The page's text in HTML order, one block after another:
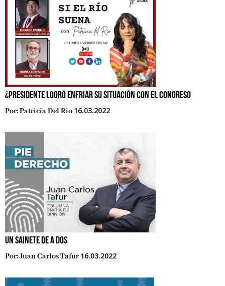
¿PRESIDENTE LOGRÓ ENFRIAR SU SITUACIÓN CON EL CONGRESO
Por:Patricia Del Rio 16.03.2022
UN SAINETE DE A DOS
Por:Juan Carlos Tafur 16.03.2022